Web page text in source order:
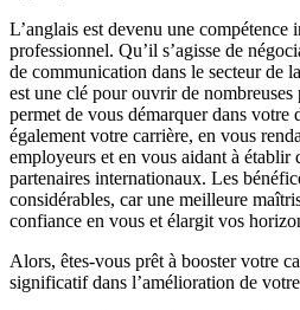
L’anglais est devenu une
professionnel. Qu’il s’agisse de
de communication dans le secteur de
est une clé pour ouvrir de
permet de vous démarquer dans votre
également votre carrière, en vous
employeurs et en vous aidant à établir
partenaires internationaux. Les
considérables, car une meilleure
confiance en vous et élargit vos
Alors, êtes-vous prêt à booster votre
significatif dans l’amélioration de